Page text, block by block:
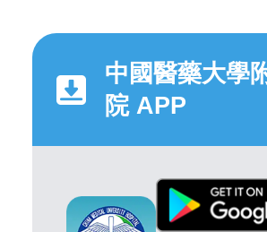
中國醫藥大學
院 APP